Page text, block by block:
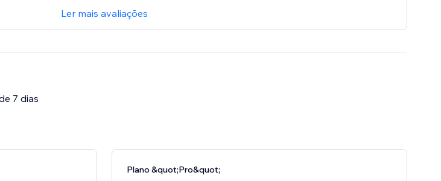
Ler mais avaliações
7 dias
Plano &quot;Pro&quot;